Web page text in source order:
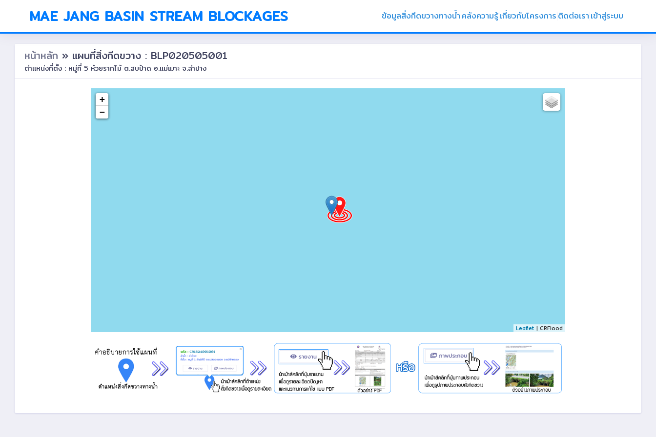
MAE JANG BASIN STREAM BLOCKAGES ข้อมูลสิ่งกีดขวางทางน้ำ คลังความรู้เกี่ยวกับโครงการ ติดต่อเรา เข้าสู่ระบบ
หน้าหลัก » แผนที่สิ่งกีดขวาง : BLP020505001
ตำแหน่งที่ตั้ง : หมู่ที่ 5 ห้วยรากไม้ ต.สบป้าด อ.แม่เมาะ จ.ลำปาง
+
−
Leaflet| CRFlood